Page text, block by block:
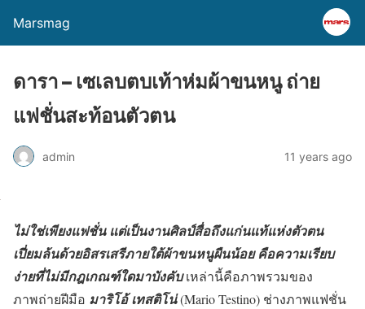
Marsmag
ดารา – เซเลบตบเท้าห่มผ้าขนหนู ถ่าย
แฟชั่นสะท้อนตัวตน
admin 11 years ago
ไม่ใช่เพียงแฟชั่น แต่เป็นงานศิลป์สื่อถึงแก่นแท้แห่งตัวตน
เปี่ยมล้นด้วยอิสรเสรีภายใต้ผ้าขนหนูผืนน้อย คือความเรียบ
ง่ายที่ไม่มีกฎเกณฑ์ใดมาบังคับเหล่านี้คือภาพรวมของ
ภาพถ่ายฝีมือ มาริโอ้ เทสติโน่(Mario Testino) ช่างภาพแฟชั่น